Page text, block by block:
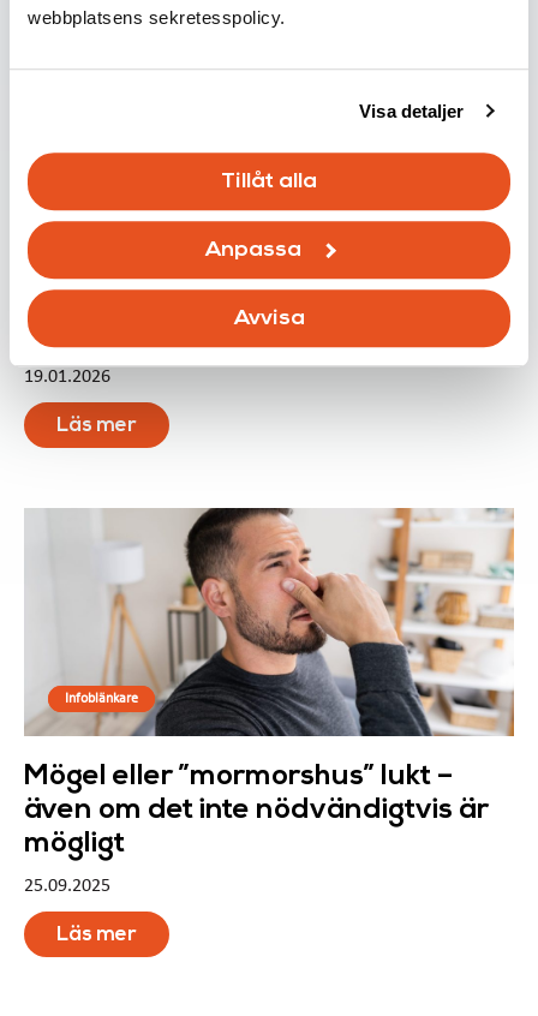
webbplatsens sekretesspolicy.
Visa detaljer
Tillåt alla
Anpassa
Avvisa
Varför lönar det sig att
värmefotografera en byggnad
inifrån?
19.01.2026
Läs mer
Infoblänkare
Mögel eller ”mormorshus” lukt –
även om det inte nödvändigtvis är
mögligt
25.09.2025
Läs mer